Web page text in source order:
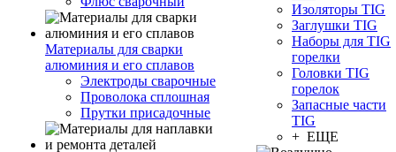
Материалы для сварки
алюминия и его сплавов
Электроды сварочные
Проволока сплошная
Прутки присадочные
Изоляторы TIG
Заглушки TIG
Наборы для TIG
горелки
Головки TIG
горелок
Запасные части
TIG
+ ЕЩЕ